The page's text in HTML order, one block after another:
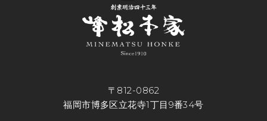
〒812-0862
福岡市博多区立花寺1丁目9番34号